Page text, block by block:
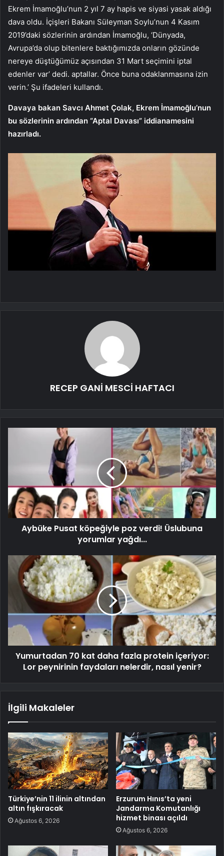
Ekrem İmamoğlu’nun 2 yıl 7 ay hapis ve siyasi yasak aldığı
dava oldu. İçişleri Bakanı Süleyman Soylu’nun 4 Kasım
2019’daki sözlerinin ardından İmamoğlu, ‘Dünyada,
Avrupa’da olup bitenlere baktığımızda onların gözünde
nereye düştüğümüz açısından 31 Mart seçimini iptal
edenler var’ dedi. aptallar. Önce buna odaklanmasına izin
verin.’ Şu ifadeleri kullandı.
Davaya bakan Savcı Ahmet Çolak, Ekrem İmamoğlu’nun
bu sözlerinin ardından “Aptal Davası” iddianamesini
hazırladı.
RECEP GANİ MESCİ HAFTACI
Aybüke Pusat köpeğiyle poz verdi! Üslubuna
yorumlar yağdı...
Yumurtadan 70 kat daha fazla protein içeriyor:
Lor peynirinin faydaları nelerdir, nasıl yenir?
İlgili Makaleler
Türkiye’nin 11 ilinin altından
altın fışkıracak
Ağustos 6, 2026
Erzurum Hınıs’ta yeni
Jandarma Komutanlığı
hizmet binası açıldı
Ağustos 6, 2026